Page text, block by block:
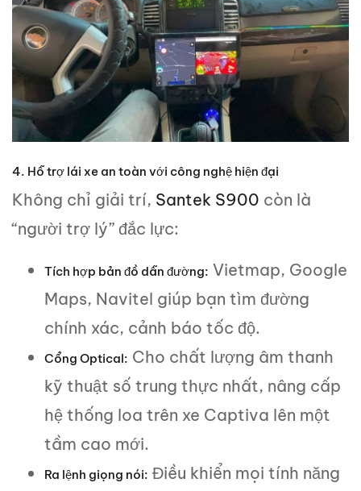
4. Hỗ trợ lái xe an toàn với công nghệ hiện đại
Không chỉ giải trí, Santek S900 còn là
“người trợ lý” đắc lực:
Tích hợp bản đồ dẫn đường: Vietmap, Google
Maps, Navitel giúp bạn tìm đường
chính xác, cảnh báo tốc độ.
Cổng Optical: Cho chất lượng âm thanh
kỹ thuật số trung thực nhất, nâng cấp
hệ thống loa trên xe Captiva lên một
tầm cao mới.
Ra lệnh giọng nói: Điều khiển mọi tính năng